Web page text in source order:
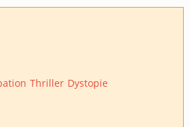
Thriller Dystopie